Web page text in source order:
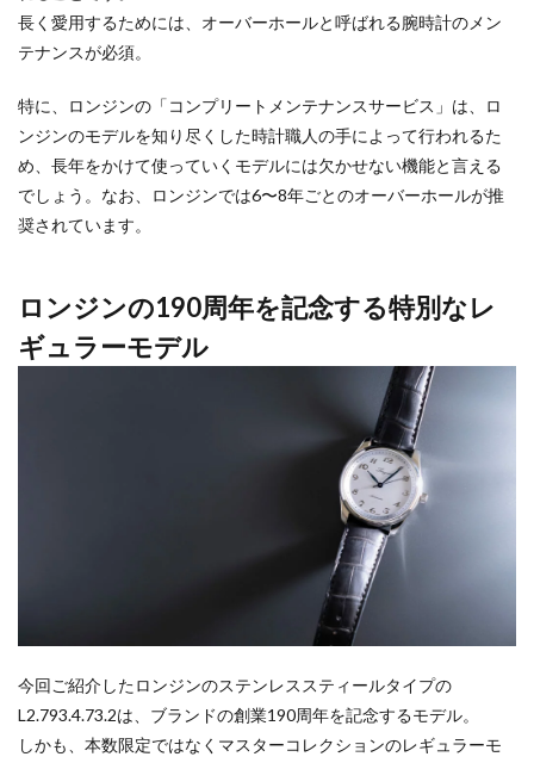
長く愛用するためには、オーバーホールと呼ばれる腕時計のメン
テナンスが必須。
特に、ロンジンの「コンプリートメンテナンスサービス」は、ロ
ンジンのモデルを知り尽くした時計職人の手によって行われるた
め、長年をかけて使っていくモデルには欠かせない機能と言える
でしょう。なお、ロンジンでは6〜8年ごとのオーバーホールが推
奨されています。
ロンジンの190周年を記念する特別なレ
ギュラーモデル
今回ご紹介したロンジンのステンレススティールタイプの
L2.793.4.73.2は、ブランドの創業190周年を記念するモデル。
しかも、本数限定ではなくマスターコレクションのレギュラーモ